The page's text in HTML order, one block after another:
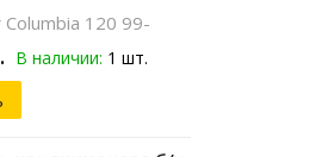
Columbia 120 99-
В наличии: 1 шт.